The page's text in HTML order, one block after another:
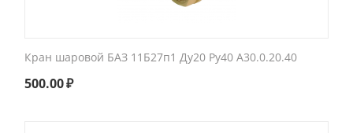
Кран шаровой БАЗ 11Б27п1 Ду20 Ру40 А30.0.20.40
500.00₽